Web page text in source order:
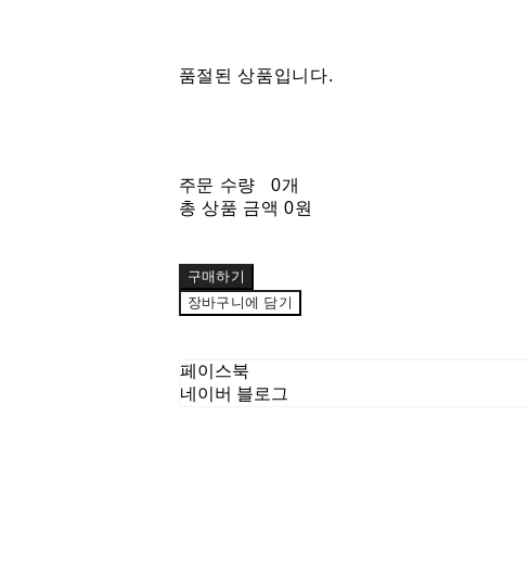
품절된 상품입니다.
주문 수량
0개
총 상품 금액 0원
구매하기
장바구니에 담기
페이스북
네이버 블로그